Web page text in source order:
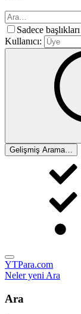
Sadece
Kullanıcı:
Gelişmiş Arama…
YTPara.com
Neler yeniAra
Ara